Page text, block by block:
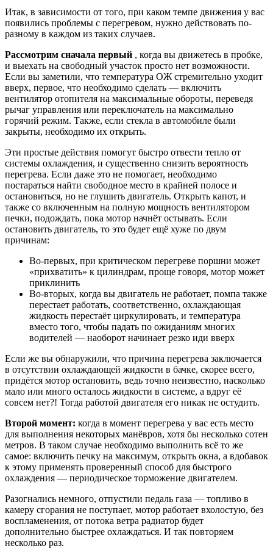
Итак, в зависимости от того, при каком темпе движения у вас
появились проблемы с перегревом, нужно действовать по-
разному в каждом из таких случаев.
Рассмотрим сначала первый , когда вы движетесь в пробке,
и выехать на свободный участок просто нет возможности.
Если вы заметили, что температура ОЖ стремительно уходит
вверх, первое, что необходимо сделать — включить
вентилятор отопителя на максимальные обороты, переведя
рычаг управления или переключатель на максимально
горячий режим. Также, если стекла в автомобиле были
закрыты, необходимо их открыть.
Эти простые действия помогут быстро отвести тепло от
системы охлаждения, и существенно снизить вероятность
перегрева. Если даже это не помогает, необходимо
постараться найти свободное место в крайней полосе и
остановиться, но не глушить двигатель. Открыть капот, и
также со включенным на полную мощность вентилятором
печки, подождать, пока мотор начнёт остывать. Если
остановить двигатель, то это будет ещё хуже по двум
причинам:
Во-первых, при критическом перегреве поршни может
«прихватить» к цилиндрам, проще говоря, мотор может
приклинить
Во-вторых, когда вы двигатель не работает, помпа также
перестает работать, соответственно, охлаждающая
жидкость перестаёт циркулировать, и температура
вместо того, чтобы падать по ожиданиям многих
водителей — наоборот начинает резко иди вверх
Если же вы обнаружили, что причина перегрева заключается
в отсутствии охлаждающей жидкости в бачке, скорее всего,
придётся мотор остановить, ведь точно неизвестно, насколько
мало или много осталось жидкости в системе, а вдруг её
совсем нет?! Тогда работой двигателя его никак не остудить.
Второй момент: когда в момент перегрева у вас есть место
для выполнения некоторых манёвров, хотя бы несколько сотен
метров. В таком случае необходимо выполнить всё то же
самое: включить печку на максимум, открыть окна, а вдобавок
к этому применять проверенный способ для быстрого
охлаждения — периодическое торможение двигателем.
Разогнались немного, отпустили педаль газа — топливо в
камеру сгорания не поступает, мотор работает вхолостую, без
воспламенения, от потока ветра радиатор будет
дополнительно быстрее охлаждаться. И так повторяем
несколько раз.